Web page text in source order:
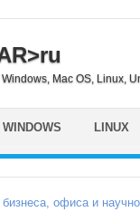
Mac OS, Linux,
WINDOWS LINUX
офиса и